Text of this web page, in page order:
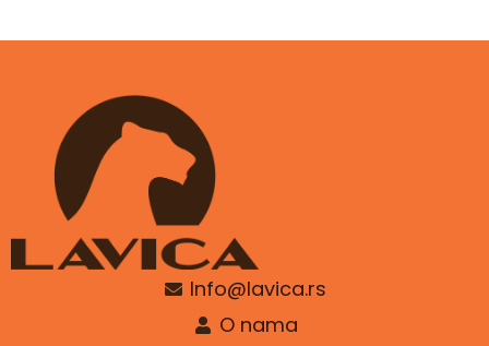
Info@lavica.rs
O nama